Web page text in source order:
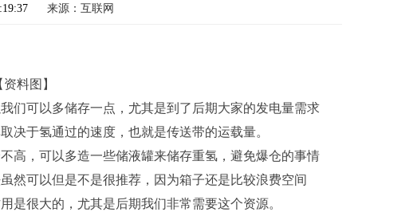
来源：互联网
资料图】
们可以多储存一点，尤其是到了后期大家的发电量需求
决于氢通过的速度，也就是传送带的运载量。
高，可以多造一些储液罐来储存重氢，避免爆仓的事情
然可以但是不是很推荐，因为箱子还是比较浪费空间
是很大的，尤其是后期我们非常需要这个资源。